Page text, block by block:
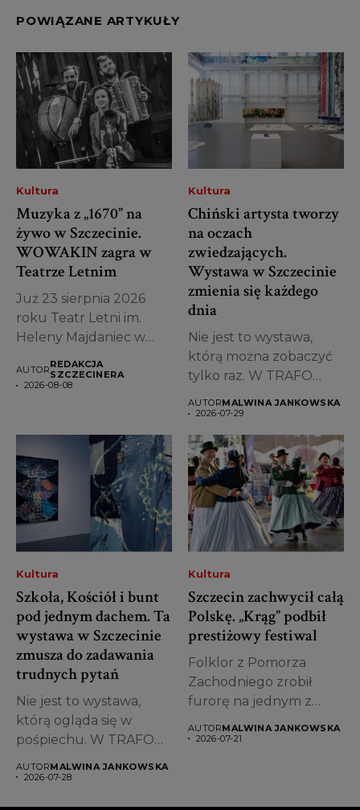
POWIĄZANE ARTYKUŁY
Kultura
Muzyka z „1670” na
żywo w Szczecinie.
WOWAKIN zagra w
Teatrze Letnim
Już 23 sierpnia 2026
roku Teatr Letni im.
Heleny Majdaniec w
AUTORREDAKCJA
SZCZECINERA
2026-08-08
Kultura
Chiński artysta tworzy
na oczach
zwiedzających.
Wystawa w Szczecinie
zmienia się każdego
dnia
Nie jest to wystawa,
którą można zobaczyć
tylko raz. W TRAFO
AUTORMALWINA JANKOWSKA
2026-07-29
Kultura
Szkoła, Kościół i bunt
pod jednym dachem. Ta
wystawa w Szczecinie
zmusza do zadawania
trudnych pytań
Nie jest to wystawa,
którą ogląda się w
pośpiechu. W TRAFO
AUTORMALWINA JANKOWSKA
2026-07-28
Kultura
Szczecin zachwycił całą
Polskę. „Krąg” podbił
prestiżowy festiwal
Folklor z Pomorza
Zachodniego zrobił
furorę na jednym z
wydarzeń
AUTORMALWINA JANKOWSKA
2026-07-21